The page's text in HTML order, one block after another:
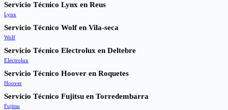
Servicio Técnico Lynx en Reus
Lynx
Servicio Técnico Wolf en Vila-seca
Wolf
Servicio Técnico Electrolux en Deltebre
Electrolux
Servicio Técnico Hoover en Roquetes
Hoover
Servicio Técnico Fujitsu en Torredembarra
Fujitsu